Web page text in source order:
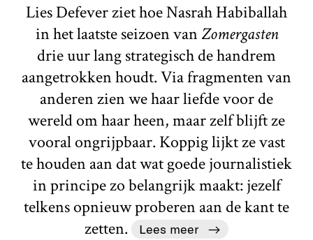
Lies Defever ziet hoe Nasrah Habiballah
in het laatste seizoen vanZomergasten
drie uur lang strategisch de handrem
aangetrokken houdt. Via fragmenten van
anderen zien we haar liefde voor de
wereld om haar heen, maar zelf blijft ze
vooral ongrijpbaar. Koppig lijkt ze vast
te houden aan dat wat goede journalistiek
in principe zo belangrijk maakt: jezelf
telkens opnieuw proberen aan de kant te
zetten.
Lees meer